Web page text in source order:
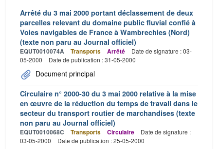
Arrêté du 3 mai 2000 portant déclassement de deux
parcelles relevant du domaine public fluvial confié à
Voies navigables de France à Wambrechies (Nord)
(texte non paru au Journal officiel)
EQUT0010074A Transports Arrêté
Date de signature : 03-
05-2000
Date de publication : 31-05-2000
Document principal
Circulaire n° 2000-30 du 3 mai 2000 relative à la mise
en œuvre de la réduction du temps de travail dans le
secteur du transport routier de marchandises (texte
non paru au Journal officiel)
EQUT0010068C Transports Circulaire
Date de signature :
03-05-2000
Date de publication : 25-05-2000